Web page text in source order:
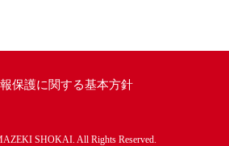
保護に関する基本方針
SHOKAI. All Rights Reserved.